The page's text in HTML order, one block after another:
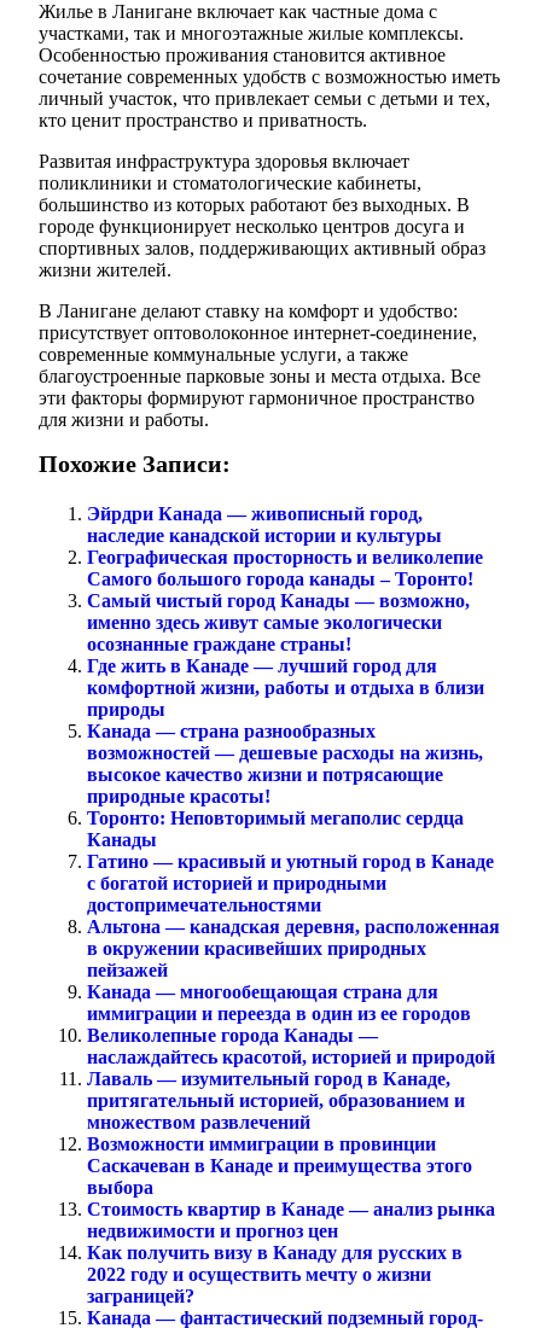
Жилье в Ланигане включает как частные дома с
участками, так и многоэтажные жилые комплексы.
Особенностью проживания становится активное
сочетание современных удобств с возможностью иметь
личный участок, что привлекает семьи с детьми и тех,
кто ценит пространство и приватность.
Развитая инфраструктура здоровья включает
поликлиники и стоматологические кабинеты,
большинство из которых работают без выходных. В
городе функционирует несколько центров досуга и
спортивных залов, поддерживающих активный образ
жизни жителей.
В Ланигане делают ставку на комфорт и удобство:
присутствует оптоволоконное интернет-соединение,
современные коммунальные услуги, а также
благоустроенные парковые зоны и места отдыха. Все
эти факторы формируют гармоничное пространство
для жизни и работы.
Похожие Записи:
Эйрдри Канада — живописный город,
наследие канадской истории и культуры
Географическая просторность и великолепие
Самого большого города канады – Торонто!
Самый чистый город Канады — возможно,
именно здесь живут самые экологически
осознанные граждане страны!
Где жить в Канаде — лучший город для
комфортной жизни, работы и отдыха в близи
природы
Канада — страна разнообразных
возможностей — дешевые расходы на жизнь,
высокое качество жизни и потрясающие
природные красоты!
Торонто: Неповторимый мегаполис сердца
Канады
Гатино — красивый и уютный город в Канаде
с богатой историей и природными
достопримечательностями
Альтона — канадская деревня, расположенная
в окружении красивейших природных
пейзажей
Канада — многообещающая страна для
иммиграции и переезда в один из ее городов
Великолепные города Канады —
наслаждайтесь красотой, историей и природой
Лаваль — изумительный город в Канаде,
притягательный историей, образованием и
множеством развлечений
Возможности иммиграции в провинции
Саскачеван в Канаде и преимущества этого
выбора
Стоимость квартир в Канаде — анализ рынка
недвижимости и прогноз цен
Как получить визу в Канаду для русских в
2022 году и осуществить мечту о жизни
заграницей?
Канада — фантастический подземный город-